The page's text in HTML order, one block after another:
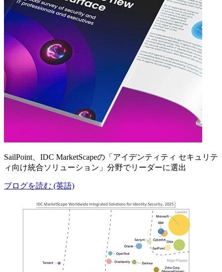
SailPoint、IDC MarketScapeの「アイデンティティ セキュリテ
ィ向け統合ソリューション」分野でリーダーに選出
ブログを読む (英語)